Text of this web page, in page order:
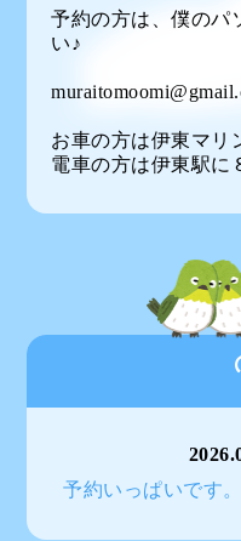
予約の方は、僕のパ
い♪
お車の方は伊東マリ
電車の方は伊東駅に
予約いっぱいです。